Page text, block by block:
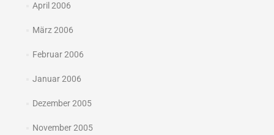
April 2006
März 2006
Februar 2006
Januar 2006
Dezember 2005
November 2005